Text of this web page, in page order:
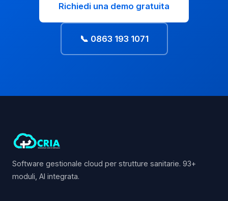
Richiedi una demo gratuita
📞 0863 193 1071
Software gestionale cloud per strutture sanitarie. 93+
moduli, AI integrata.